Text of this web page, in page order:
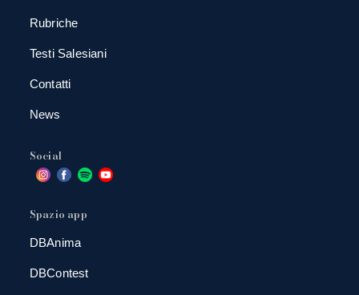
Rubriche
Testi Salesiani
Contatti
News
Social
Spazio app
DBAnima
DBContest